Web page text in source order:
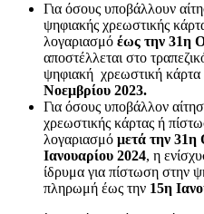
Για όσους υποβάλλουν
ψηφιακής χρεωστικής
λογαριασμό έως την 31η
αποστέλλεται στο
ψηφιακή χρεωστική
Νοεμβρίου 2023.
Για όσους υποβάλλον
χρεωστικής κάρτας ή
λογαριασμό μετά την 31η
Ιανουαρίου 2024, η
ίδρυμα για πίστωση στην
πληρωμή έως την 15η